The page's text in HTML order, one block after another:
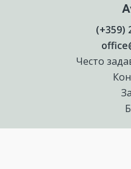
(+359)
Често